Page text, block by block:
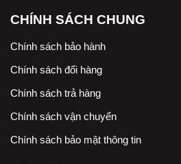
CHÍNH SÁCH CHUNG
Chính sách bảo hành
Chính sách đổi hàng
Chính sách trả hàng
Chính sách vận chuyển
Chính sách bảo mật thông tin